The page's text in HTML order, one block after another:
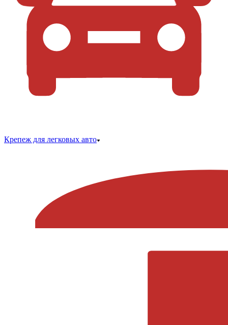
Крепеж для легковых авто